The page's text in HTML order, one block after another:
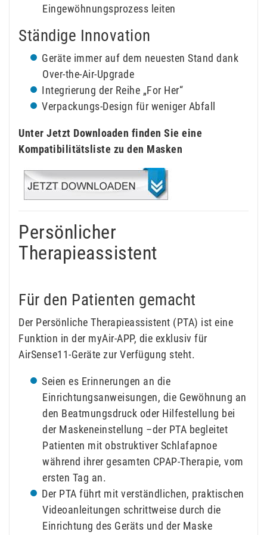
Eingewöhnungsprozess leiten
Ständige Innovation
Geräte immer auf dem neuesten Stand dank
Over-the-Air-Upgrade
Integrierung der Reihe „For Her“
Verpackungs-Design für weniger Abfall
Unter Jetzt Downloaden finden Sie eine
Kompatibilitätsliste zu den Masken
Persönlicher
Therapieassistent
Für den Patienten gemacht
Der Persönliche Therapieassistent (PTA) ist eine
Funktion in der myAir-APP, die exklusiv für
AirSense11-Geräte zur Verfügung steht.
Seien es Erinnerungen an die
Einrichtungsanweisungen, die Gewöhnung an
den Beatmungsdruck oder Hilfestellung bei
der Maskeneinstellung –der PTA begleitet
Patienten mit obstruktiver Schlafapnoe
während ihrer gesamten CPAP-Therapie, vom
ersten Tag an.
Der PTA führt mit verständlichen, praktischen
Videoanleitungen schrittweise durch die
Einrichtung des Geräts und der Maske